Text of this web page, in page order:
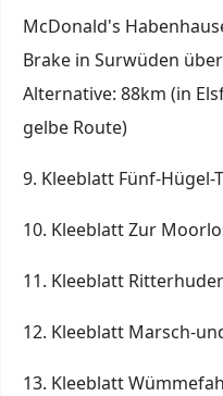
McDonald's
Brake in Surwüden
Alternative: 88km (in
gelbe Route)
9. Kleeblatt Fünf-Hügel-
10. Kleeblatt Zur
11. Kleeblatt
12. Kleeblatt Marsch-
13. Kleeblatt